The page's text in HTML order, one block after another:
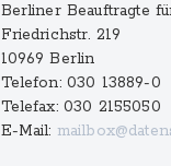
Berliner Beauftragte
Friedrichstr. 219
10969 Berlin
Telefon: 030 13889-0
Telefax: 030 2155050
E-Mail: